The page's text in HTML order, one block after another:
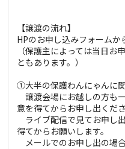
【譲渡の流れ】
HPのお申し込みフォームか
（保護主によっては当日お
ともあります。）
①大半の保護わんにゃんに
譲渡会場にお越しの方も
意を得てからお申し出くださ
ライブ配信で見てお申し
得てからお願いします。
メールでのお申し出の場